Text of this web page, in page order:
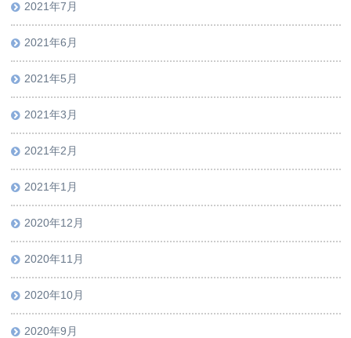
2021年7月
2021年6月
2021年5月
2021年3月
2021年2月
2021年1月
2020年12月
2020年11月
2020年10月
2020年9月